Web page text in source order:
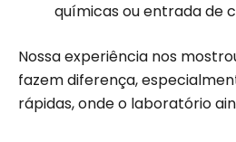
químicas ou entrada de
Nossa experiência nos
fazem diferença,
rápidas, onde o laboratório